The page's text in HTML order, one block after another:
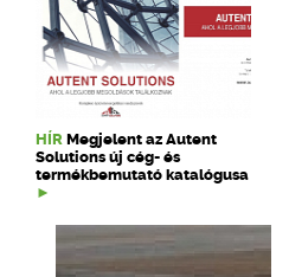
HÍR Megjelent az Autent
Solutions új cég- és
termékbemutató katalógusa